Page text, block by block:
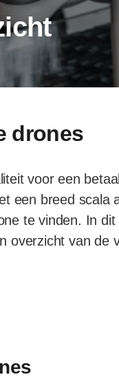
drones
voor een
een breed scala
te vinden. In
overzicht van de